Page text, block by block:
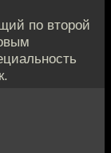
по второй